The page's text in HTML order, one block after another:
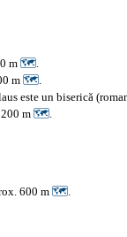
m 🗺
m 🗺
este un biserică
m 🗺
600 m 🗺.